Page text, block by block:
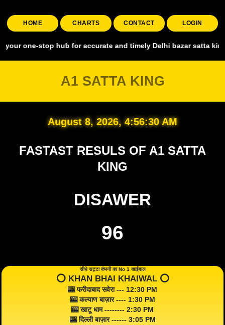
HOME CHARTS CONTACT LOGIN
stop hub for accurate and timely Delhi bazar satta king,
A1 SATTA KING
August 8, 2026, 4:56:31 AM
FASTAST RESULS OF A1 SATTA
KING
DISAWER
96
सीधे सट्टा कंपनी का No 1 खाईवाल
⭕️ KHAN BHAI KHAIWAL ⭕️
🎰 फरीदाबाद सवेरा --- 12:30 PM
🎰 कल्याण बाज़ार ---- 1:30 PM
🎰 खाटू धाम -------- 2:30 PM
🎰 दिल्ली बाज़ार ------ 3:05 PM